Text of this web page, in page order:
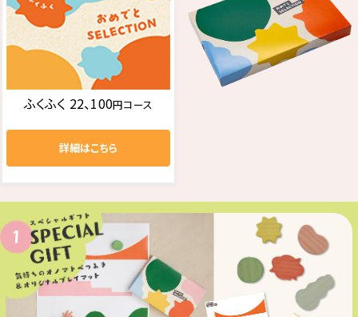
ふくふく 22、100円コース
詳細はこちら